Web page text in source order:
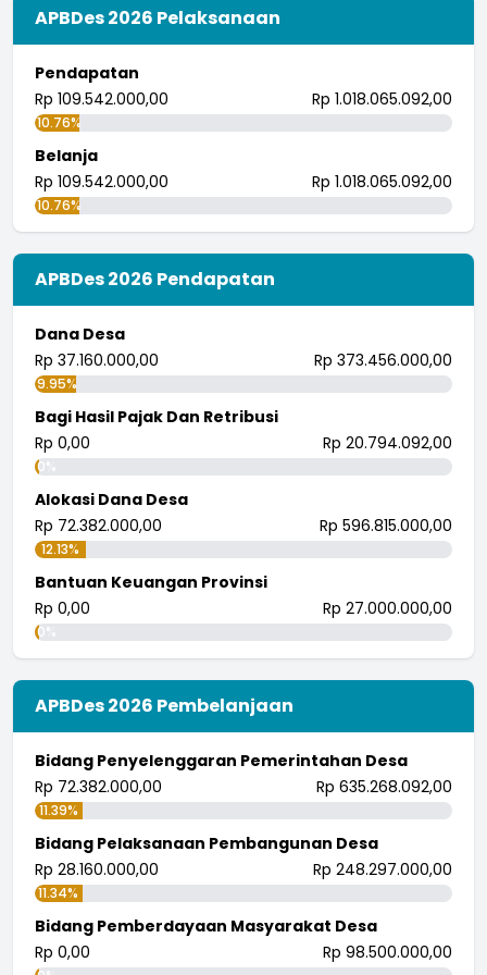
APBDes 2026 Pelaksanaan
Pendapatan
Rp 109.542.000,00
Rp 1.018.065.092,00
10.76%
Belanja
Rp 109.542.000,00
Rp 1.018.065.092,00
10.76%
APBDes 2026 Pendapatan
Dana Desa
Rp 37.160.000,00
Rp 373.456.000,00
9.95%
Bagi Hasil Pajak Dan Retribusi
Rp 0,00
Rp 20.794.092,00
0%
Alokasi Dana Desa
Rp 72.382.000,00
Rp 596.815.000,00
12.13%
Bantuan Keuangan Provinsi
Rp 0,00
Rp 27.000.000,00
0%
APBDes 2026 Pembelanjaan
Bidang Penyelenggaran Pemerintahan Desa
Rp 72.382.000,00
Rp 635.268.092,00
11.39%
Bidang Pelaksanaan Pembangunan Desa
Rp 28.160.000,00
Rp 248.297.000,00
11.34%
Bidang Pemberdayaan Masyarakat Desa
Rp 0,00
Rp 98.500.000,00